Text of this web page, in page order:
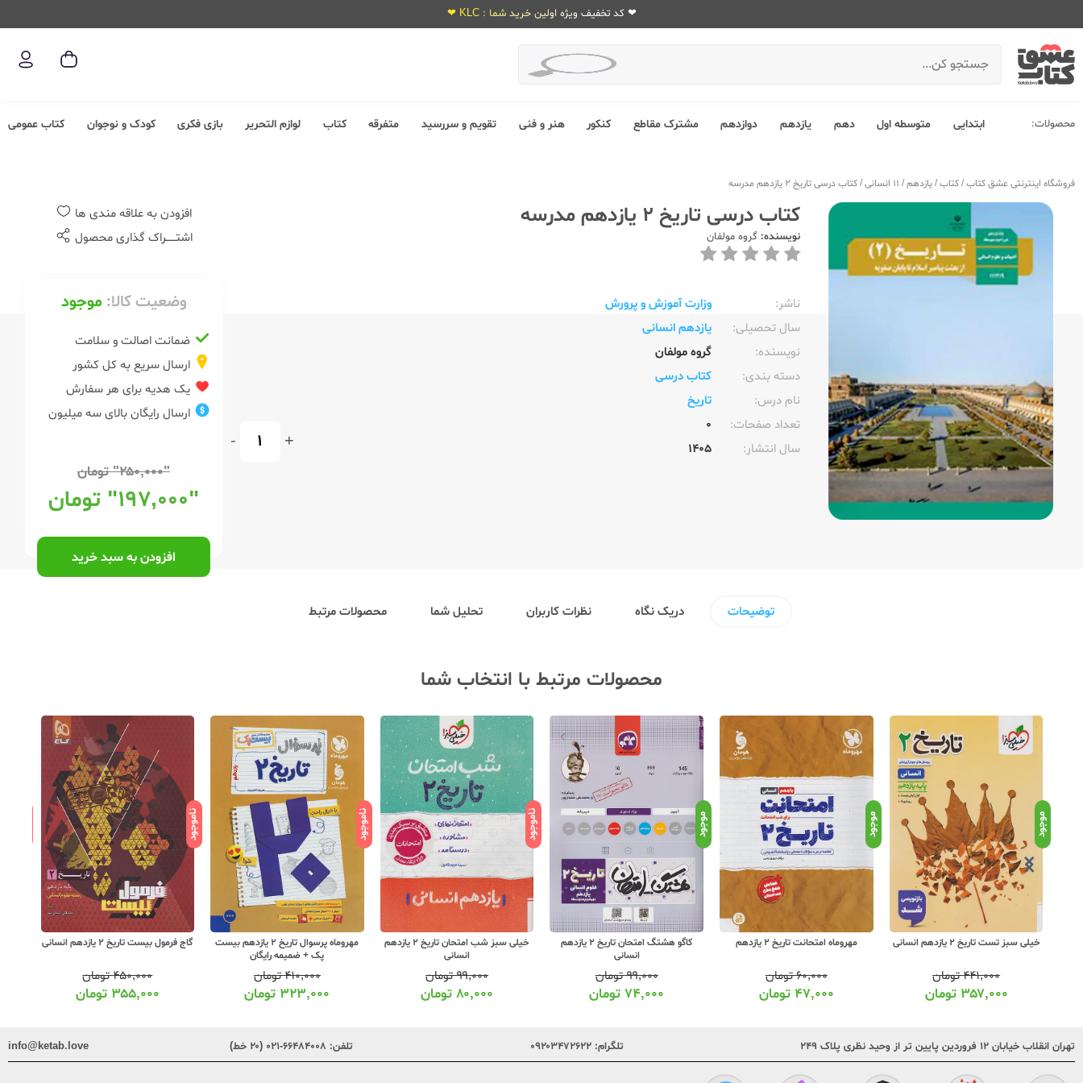
❤ کد تخفیف ویژه اولین خرید شما : KLC ❤
محصولات: ابتدایی متوسطه اول دهم یازدهم دوازدهم مشترک مقاطع کنکور هنر و فنی تقویم و سررسید متفرقه کتاب لوازم التحریر بازی فکری کودک و نوجوان کتاب عمومی
فروشگاه اینترنتی عشق کتاب/کتاب/یازدهم/ 11 انسانی /کتاب درسی تاریخ 2 یازدهم مدرسه
کتاب درسی تاریخ 2 یازدهم مدرسه
نویسنده: گروه مولفان
ناشر:‌
وزارت آموزش و پرورش
سال تحصیلی:‌
یازدهم انسانی
نویسنده:‌
گروه مولفان
دسته بندی:
کتاب درسی
نام درس:
تاریخ
تعداد صفحات:‌
0
سال انتشار:‌
1405
+
-
افزودن به علاقه مندی ها
اشتــــــراک گذاری محصول
وضعیت کالا: موجود
ضمانت اصالت و سلامت
ارسال سریع به کل کشور
یک هدیه برای هر سفارش
ارسال رایگان بالای سه میلیون
"۲۵۰,۰۰۰" تومان
"۱۹۷,۰۰۰" تومان
افزودن به سبد خرید
توضیحات دریک نگاه نظرات کاربران تحلیل شما محصولات مرتبط
محصولات مرتبط با انتخاب شما
موجود
خیلی سبز تست تاریخ 2 یازدهم انسانی
۴۴۱,۰۰۰تومان
۳۵۷,۰۰۰ تومان
موجود
مهروماه امتحانت تاریخ 2 یازدهم
۶۰,۰۰۰تومان
۴۷,۰۰۰ تومان
موجود
کاگو هشتگ امتحان تاریخ 2 یازدهم
انسانی
۹۹,۰۰۰تومان
۷۴,۰۰۰تومان
ناموجود
خیلی سبز شب امتحان تاریخ 2 یازدهم
انسانی
۹۹,۰۰۰تومان
۸۰,۰۰۰تومان
ناموجود
مهروماه پرسوال تاریخ 2 یازدهم بیست
پک + ضمیمه رایگان
۴۱۰,۰۰۰تومان
۳۲۳,۰۰۰ تومان
ناموجود
گاج فرمول بیست تاریخ 2 یازدهم انسانی
۴۵۰,۰۰۰تومان
۳۵۵,۰۰۰ تومان
تهران انقلاب خیابان ۱۲ فروردین پایین تر از وحید نظری پلاک ۲۴۹ تلگرام: ۰۹۲۰۳۴۷۲۶۲۲ تلفن: ۶۶۴۸۴۰۰۸-۰۲۱ (۲۰ خط) info@ketab.love